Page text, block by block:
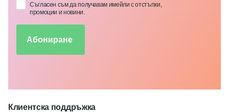
Съгласен съм да получавам имейли с отстъпки,
промоции и новини.
Абониране
Клиентска поддръжка